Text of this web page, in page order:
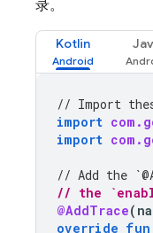
录。
Kotlin
// Import
import
import
// Add the
// the
@AddTrace(
override fun